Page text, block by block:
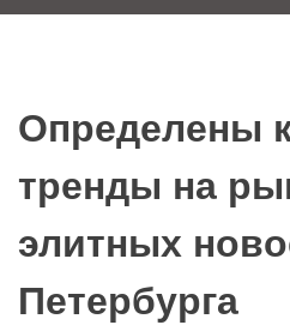
Определены
тренды на
элитных
Петербурга